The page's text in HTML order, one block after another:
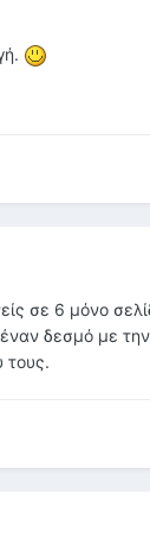
σε 6 μόνο
δεσμό με
τους.